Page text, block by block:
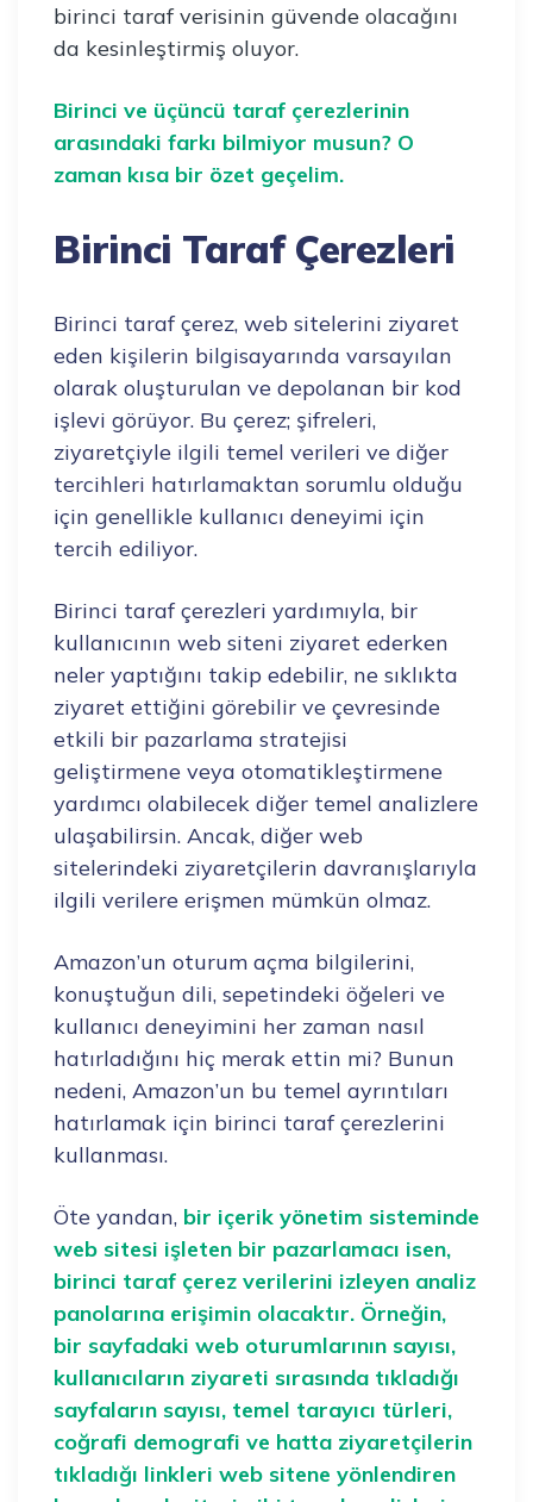
birinci taraf verisinin güvende olacağını
da kesinleştirmiş oluyor.
Birinci ve üçüncü taraf çerezlerinin
arasındaki farkı bilmiyor musun? O
zaman kısa bir özet geçelim.
Birinci Taraf Çerezleri
Birinci taraf çerez, web sitelerini ziyaret
eden kişilerin bilgisayarında varsayılan
olarak oluşturulan ve depolanan bir kod
işlevi görüyor. Bu çerez; şifreleri,
ziyaretçiyle ilgili temel verileri ve diğer
tercihleri hatırlamaktan sorumlu olduğu
için genellikle kullanıcı deneyimi için
tercih ediliyor.
Birinci taraf çerezleri yardımıyla, bir
kullanıcının web siteni ziyaret ederken
neler yaptığını takip edebilir, ne sıklıkta
ziyaret ettiğini görebilir ve çevresinde
etkili bir pazarlama stratejisi
geliştirmene veya otomatikleştirmene
yardımcı olabilecek diğer temel analizlere
ulaşabilirsin. Ancak, diğer web
sitelerindeki ziyaretçilerin davranışlarıyla
ilgili verilere erişmen mümkün olmaz.
Amazon’un oturum açma bilgilerini,
konuştuğun dili, sepetindeki öğeleri ve
kullanıcı deneyimini her zaman nasıl
hatırladığını hiç merak ettin mi? Bunun
nedeni, Amazon’un bu temel ayrıntıları
hatırlamak için birinci taraf çerezlerini
kullanması.
Öte yandan, bir içerik yönetim sisteminde
web sitesi işleten bir pazarlamacı isen,
birinci taraf çerez verilerini izleyen analiz
panolarına erişimin olacaktır. Örneğin,
bir sayfadaki web oturumlarının sayısı,
kullanıcıların ziyareti sırasında tıkladığı
sayfaların sayısı, temel tarayıcı türleri,
coğrafi demografi ve hatta ziyaretçilerin
tıkladığı linkleri web sitene yönlendiren